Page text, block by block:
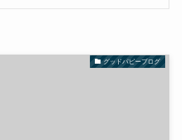
グッドパピーブログ